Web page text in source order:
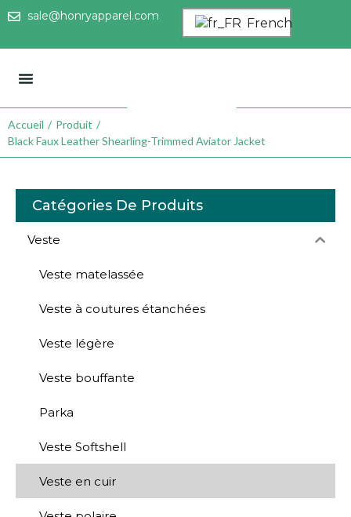
sale@honryapparel.com French
Accueil / Produit /
Black Faux Leather Shearling-Trimmed Aviator Jacket
Catégories De Produits
Veste
Veste matelassée
Veste à coutures étanchées
Veste légère
Veste bouffante
Parka
Veste Softshell
Veste en cuir